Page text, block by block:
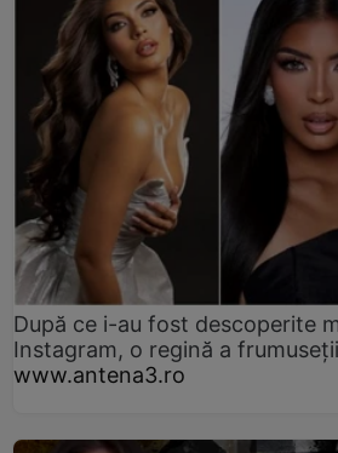
După ce i-au fost descoperite
Instagram, o regină a
www.antena3.ro